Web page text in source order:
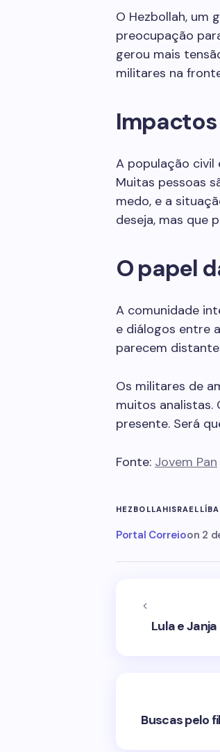
O Hezbollah, um
preocupação
gerou mais
militares na
A população civil
Muitas pessoas
medo, e a
deseja, mas que
O papel
A comunidade
e diálogos entre
parecem
Os militares de
muitos analistas.
presente. Será
Fonte: Jovem Pan
HEZBOLLAHISRAEL
Portal Correioon 2
Lula e
Buscas pelo